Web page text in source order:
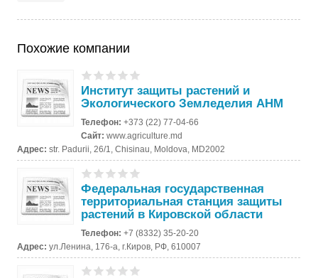
Похожие компании
Институт защиты растений и
Экологического Земледелия АНМ
Телефон:+373 (22) 77-04-66
Сайт:www.agriculture.md
Адрес:str. Padurii, 26/1, Chisinau, Moldova, MD2002
Федеральная государственная
территориальная станция защиты
растений в Кировской области
Телефон:+7 (8332) 35-20-20
Адрес:ул.Ленина, 176-а, г.Киров, РФ, 610007